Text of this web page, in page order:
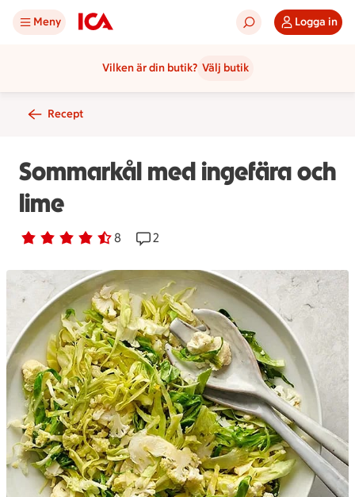
Meny Logga in
Vilken är din butik? Välj butik
Recept
Sommarkål med ingefära och
lime
Betyg 4.5 av 5. 8
8 personer har röstatReceptet har 2 kommentarer
2